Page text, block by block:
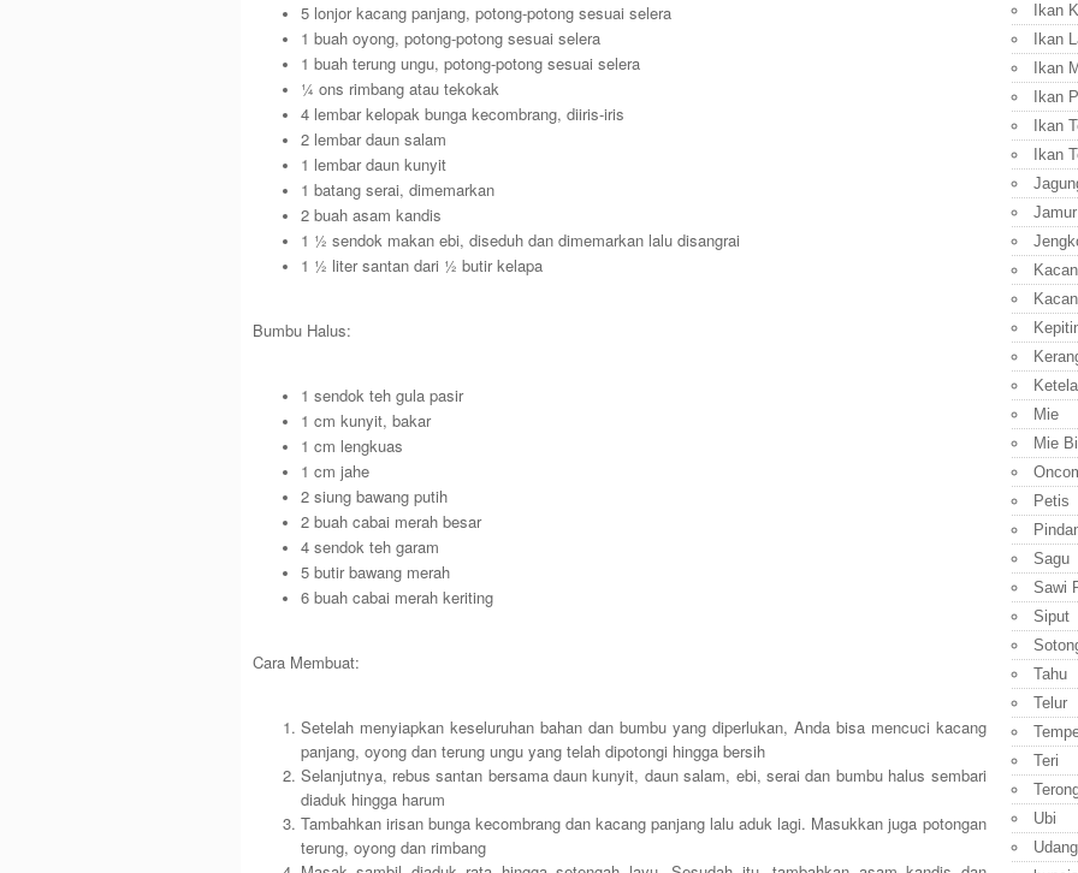
5 lonjor kacang panjang, potong-potong sesuai selera
1 buah oyong, potong-potong sesuai selera
1 buah terung ungu, potong-potong sesuai selera
¼ ons rimbang atau tekokak
4 lembar kelopak bunga kecombrang, diiris-iris
2 lembar daun salam
1 lembar daun kunyit
1 batang serai, dimemarkan
2 buah asam kandis
1 ½ sendok makan ebi, diseduh dan dimemarkan lalu disangrai
1 ½ liter santan dari ½ butir kelapa
Bumbu Halus:
1 sendok teh gula pasir
1 cm kunyit, bakar
1 cm lengkuas
1 cm jahe
2 siung bawang putih
2 buah cabai merah besar
4 sendok teh garam
5 butir bawang merah
6 buah cabai merah keriting
Cara Membuat:
Setelah menyiapkan keseluruhan bahan dan bumbu yang diperlukan, Anda bisa mencuci kacang
panjang, oyong dan terung ungu yang telah dipotongi hingga bersih
Selanjutnya, rebus santan bersama daun kunyit, daun salam, ebi, serai dan bumbu halus sembari
diaduk hingga harum
Tambahkan irisan bunga kecombrang dan kacang panjang lalu aduk lagi. Masukkan juga potongan
terung, oyong dan rimbang
Ikan
Ikan
Ikan
Ikan
Ikan
Ikan
Jamur
Ketela
Mie
Mie
Petis
Sagu
Sawi
Siput
Tahu
Telur
Teri
Ubi
Udang